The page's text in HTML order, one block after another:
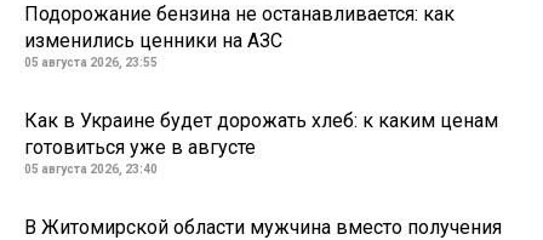
Подорожание бензина не останавливается: как
изменились ценники на АЗС
05 августа 2026, 23:55
Как в Украине будет дорожать хлеб: к каким ценам
готовиться уже в августе
05 августа 2026, 23:40
В Житомирской области мужчина вместо получения